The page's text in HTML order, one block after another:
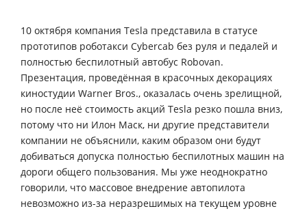
10 октября компания Tesla представила в статусе
прототипов роботакси Cybercab без руля и педалей и
полностью беспилотный автобус Robovan.
Презентация, проведённая в красочных декорациях
киностудии Warner Bros., оказалась очень зрелищной,
но после неё стоимость акций Tesla резко пошла вниз,
потому что ни Илон Маск, ни другие представители
компании не объяснили, каким образом они будут
добиваться допуска полностью беспилотных машин на
дороги общего пользования. Мы уже неоднократно
говорили, что массовое внедрение автопилота
невозможно из-за неразрешимых на текущем уровне